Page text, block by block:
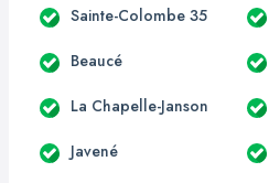
Sainte-Colombe 35
Beaucé
La Chapelle-Janson
Javené